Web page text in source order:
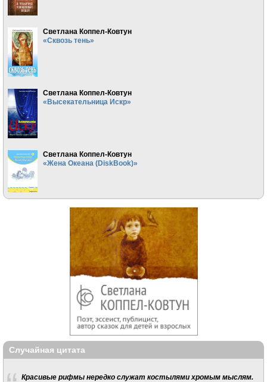
Светлана Коппел-Ковтун
«Сквозь тень»
Светлана Коппел-Ковтун
«Высекательница Искр»
Светлана Коппел-Ковтун
«Жена Океана (DiskBook)»
Случайная цитата
Красивые рифмы нередко служат костылями хромым мыслям.